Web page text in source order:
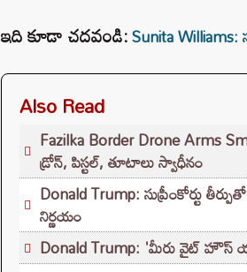
ఇది కూడా చదవండి:Sunita
Also Read
Fazilka Border Drone Arms
డ్రోన్, పిస్టల్, తూటాలు స్వాధీనం
Donald Trump: సుప్రీంకోర్టు
నిర్ణయం
Donald Trump: 'మీరు వైట్ హౌస్